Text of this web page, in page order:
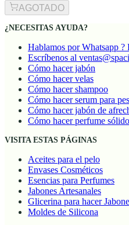
AGOTADO
¿NECESITAS AYUDA?
Hablamos por Whatsapp ?
Escríbenos al
Cómo hacer jabón
Cómo hacer velas
Cómo hacer shampoo
Cómo hacer serum para
Cómo hacer jabón de
Cómo hacer perfume sólido
VISITA ESTAS PÁGINAS
Aceites para el pelo
Envases Cosméticos
Esencias para Perfumes
Jabones Artesanales
Glicerina para hacer
Moldes de Silicona